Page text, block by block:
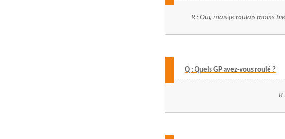
R : Oui, mais je roulais moins
Q : Quels GP avez-vous roulé ?
R